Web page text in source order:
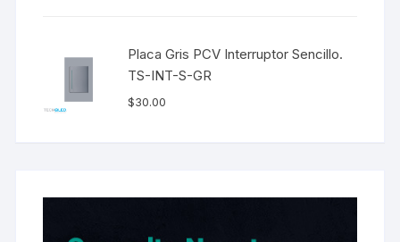
Placa Gris PCV Interruptor Sencillo.
TS-INT-S-GR
$30.00